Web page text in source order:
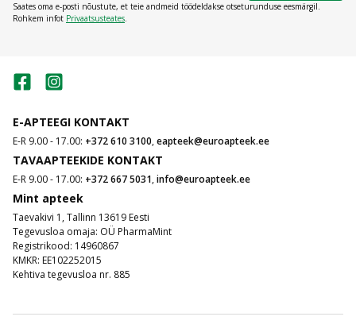
Saates oma e-posti nõustute, et teie andmeid töödeldakse otseturunduse eesmärgil.
Rohkem infot Privaatsusteates.
E-APTEEGI KONTAKT
E-R 9.00 - 17.00: +372 610 3100,eapteek@euroapteek.ee
TAVAAPTEEKIDE KONTAKT
E-R 9.00 - 17.00: +372 667 5031,info@euroapteek.ee
Mint apteek
Taevakivi 1, Tallinn 13619 Eesti
Tegevusloa omaja: OÜ PharmaMint
Registrikood: 14960867
KMKR: EE102252015
Kehtiva tegevusloa nr. 885